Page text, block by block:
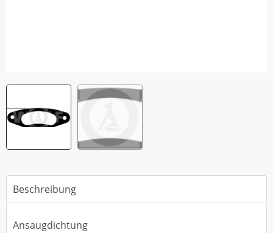
Beschreibung
Ansaugdichtung